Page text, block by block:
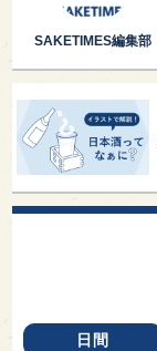
SAKETIMES編集部
日間